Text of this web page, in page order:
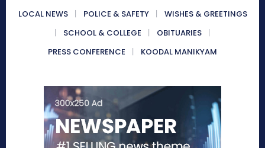
LOCAL NEWS POLICE & SAFETY
WISHES & GREETINGS
SCHOOL & COLLEGE
OBITUARIES
PRESS CONFERENCE
KOODAL MANIKYAM